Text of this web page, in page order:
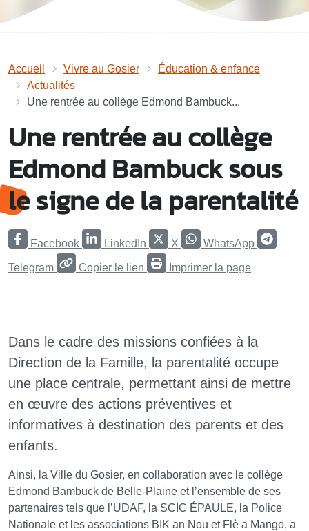
Accueil Vivre au Gosier
Éducation & enfance
Actualités
Une rentrée au collège Edmond Bambuck...
Une rentrée au collège
Edmond Bambuck sous
le signe de la parentalité
Facebook LinkedIn X WhatsApp
Telegram Copier le lien Imprimer la page
Dans le cadre des missions confiées à la
Direction de la Famille, la parentalité occupe
une place centrale, permettant ainsi de mettre
en œuvre des actions préventives et
informatives à destination des parents et des
enfants.
Ainsi, la Ville du Gosier, en collaboration avec le collège
Edmond Bambuck de Belle-Plaine et l’ensemble de ses
partenaires tels que l’UDAF, la SCIC ÉPAULE, la Police
Nationale et les associations BIK an Nou et Flè a Mango, a